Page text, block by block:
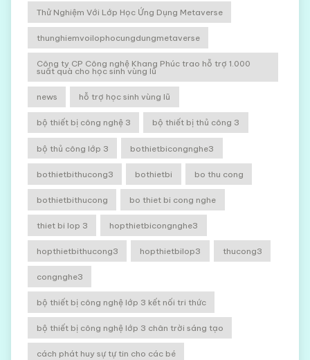
Thử Nghiệm Với Lớp Học Ứng Dụng Metaverse
thunghiemvoilophocungdungmetaverse
Công ty CP Công nghệ Khang Phúc trao hỗ trợ 1.000
suất quà cho học sinh vùng lũ
news hỗ trợ học sinh vùng lũ
bộ thiết bị công nghệ 3 bộ thiết bị thủ công 3
bộ thủ công lớp 3 bothietbicongnghe3
bothietbithucong3 bothietbi bo thu cong
bothietbithucong bo thiet bi cong nghe
thiet bi lop 3 hopthietbicongnghe3
hopthietbithucong3 hopthietbilop3 thucong3
congnghe3
bộ thiết bị công nghệ lớp 3 kết nối tri thức
bộ thiết bị công nghệ lớp 3 chân trời sáng tạo
cách phát huy sự tự tin cho các bé